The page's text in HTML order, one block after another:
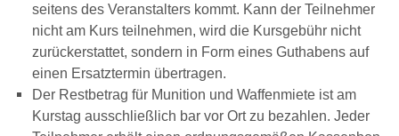
seitens des Veranstalters kommt. Kann der Teilnehmer
nicht am Kurs teilnehmen, wird die Kursgebühr nicht
zurückerstattet, sondern in Form eines Guthabens auf
einen Ersatztermin übertragen.
Der Restbetrag für Munition und Waffenmiete ist am
Kurstag ausschließlich bar vor Ort zu bezahlen. Jeder